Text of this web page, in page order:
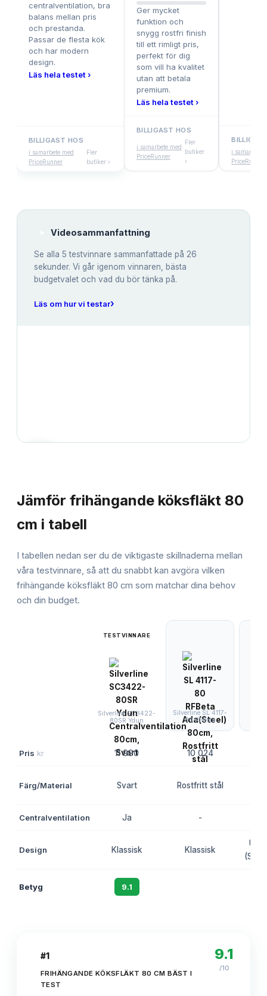
centralventilation, bra
balans mellan pris
och prestanda.
Passar de flesta kök
och har modern
design.
Läs hela testet ›
BILLIGAST HOS
i samarbete med
PriceRunner
Fler
butiker ›
Ger mycket
funktion och
snygg rostfri finish
till ett rimligt pris,
perfekt för dig
som vill ha kvalitet
utan att betala
premium.
Läs hela testet ›
BILLIGAST HOS
i samarbete med
PriceRunner
Fler
butiker
›
i samarbete
PriceRunner
Videosammanfattning
Se alla 5 testvinnare sammanfattade på 26
sekunder. Vi går igenom vinnaren, bästa
budgetvalet och vad du bör tänka på.
Läs om hur vi testar›
Jämför frihängande köksfläkt 80
cm i tabell
I tabellen nedan ser du de viktigaste skillnaderna mellan
våra testvinnare, så att du snabbt kan avgöra vilken
frihängande köksfläkt 80 cm som matchar dina behov
och din budget.
TESTVINNARE
Silverline SC3422-
80SR Ydun
Silverline SL 4117-
80 RFBeta
Pris kr 11 990 10 024
Färg/Material Svart Rostfritt stål
Centralventilation Ja -
Design Klassisk Klassisk
Betyg 9.1
#1
FRIHÄNGANDE KÖKSFLÄKT 80 CM BÄST I
TEST
9.1
/10